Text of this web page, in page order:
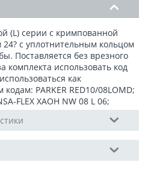
(L) серии с кримпованной
с уплотнительным кольцом
Поставляется без врезного
комплекта использовать код
как
PARKER RED10/08LOMD;
FLEX XAOH NW 08 L 06;